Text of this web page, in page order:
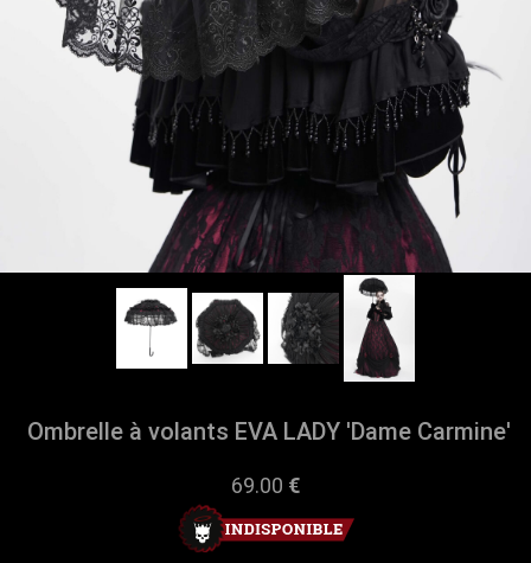
Ombrelle à volants EVA LADY 'Dame Carmine'
69.00 €